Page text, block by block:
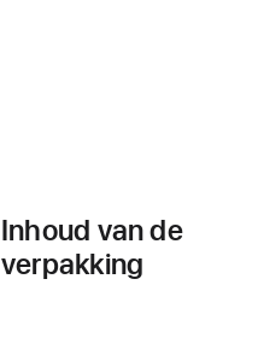
Inhoud van de
verpakking